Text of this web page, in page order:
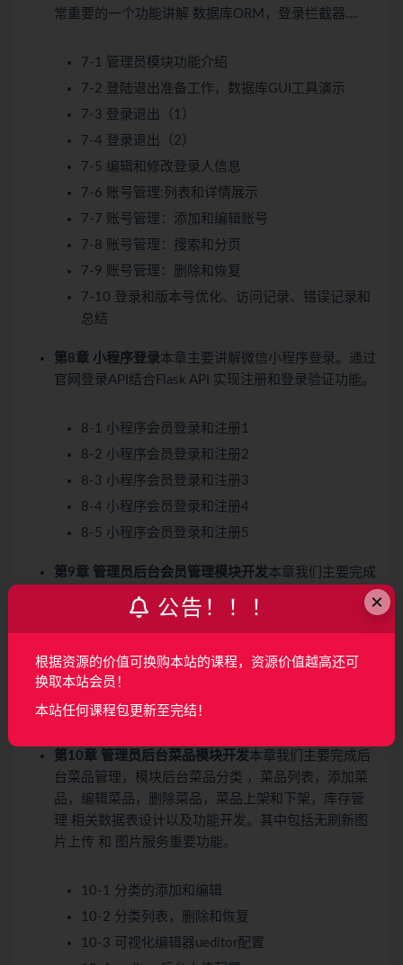
常重要的一个功能讲解 数据库ORM，登录拦截器….
7-1 管理员模块功能介绍
7-2 登陆退出准备工作，数据库GUI工具演示
7-3 登录退出（1）
7-4 登录退出（2）
7-5 编辑和修改登录人信息
7-6 账号管理:列表和详情展示
7-7 账号管理：添加和编辑账号
7-8 账号管理：搜索和分页
7-9 账号管理：删除和恢复
7-10 登录和版本号优化、访问记录、错误记录和
总结
第8章 小程序登录本章主要讲解微信小程序登录。通过
官网登录API结合Flask API 实现注册和登录验证功能。
8-1 小程序会员登录和注册1
8-2 小程序会员登录和注册2
8-3 小程序会员登录和注册3
8-4 小程序会员登录和注册4
8-5 小程序会员登录和注册5
第9章 管理员后台会员管理模块开发本章我们主要完成
会员管理模块，包括后台会员列表，编辑会员，删除
会员，会员详情 相关数据表设计以及功能开发
9-1 会员列表展示，分页，搜索和详情
9-2 会员编辑
9-3 会员的删除和恢复
第10章 管理员后台菜品模块开发本章我们主要完成后
台菜品管理，模块后台菜品分类 ，菜品列表，添加菜
品，编辑菜品，删除菜品，菜品上架和下架，库存管
理 相关数据表设计以及功能开发。其中包括无刷新图
片上传 和 图片服务重要功能。
10-1 分类的添加和编辑
10-2 分类列表，删除和恢复
10-3 可视化编辑器ueditor配置
×
公告！！！
根据资源的价值可换购本站的课程，资源价值越高还可
换取本站会员！
本站任何课程包更新至完结！